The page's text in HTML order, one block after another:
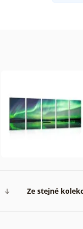
Ze stejné